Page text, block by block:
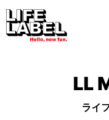
LL
ライ